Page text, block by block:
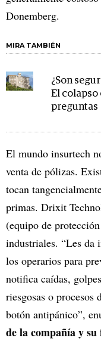
Donemberg.
MIRA TAMBIÉN
¿Son
El colapso
preguntas
El mundo insurtech
venta de pólizas.
tocan
primas. Drixit
(equipo de
industriales. “Les da
los operarios para
notifica caídas,
riesgosas o procesos
botón antipánico”,
de la compañía y